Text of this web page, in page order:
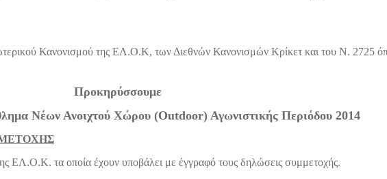
Κανονισμού της ΕΛ.Ο.Κ, των Διεθνών Κανονισμών Κρίκετ και του Ν. 2725
Προκηρύσσουμε
Νέων Ανοιχτού Χώρου (Outdoor) Αγωνιστικής Περιόδου 2014
ΕΛ.Ο.Κ. τα οποία έχουν υποβάλει με έγγραφό τους δηλώσεις συμμετοχής.